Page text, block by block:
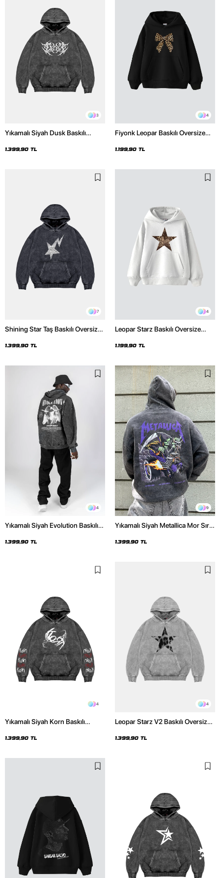
3
Yıkamalı Siyah Dusk Baskılı
1.399,90 TL
4
Fiyonk Leopar Baskılı Oversize
1.199,90 TL
7
Shining Star Taş Baskılı Oversize
Hoodie
1.399,90 TL
4
Leopar Starz Baskılı Oversize
1.199,90 TL
4
Yıkamalı Siyah Evolution Baskılı
Hoodie
1.399,90 TL
9
Yıkamalı Siyah Metallica Mor Sırt
Hoodie
1.399,90 TL
4
Yıkamalı Siyah Korn Baskılı
1.399,90 TL
4
Leopar Starz V2 Baskılı Oversize
Hoodie
1.399,90 TL